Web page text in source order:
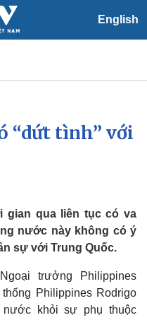
English
hội
Việc làm
Biển đảo
“dứt tình” với
gian qua liên tục có va
nước này không có ý
sự với Trung Quốc.
trưởng Philippines
Philippines Rodrigo
nước khỏi sự phụ thuộc